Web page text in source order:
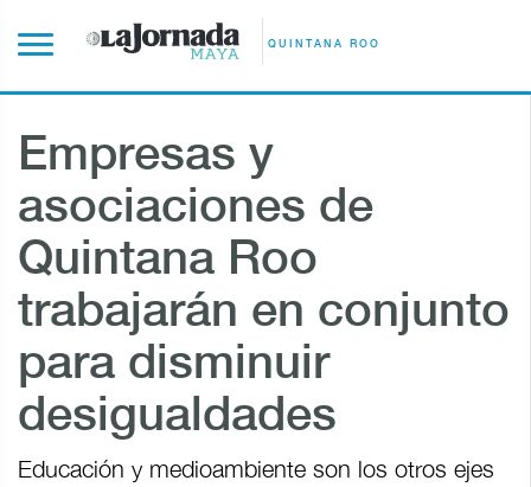
QUINTANA ROO
Empresas y
asociaciones de
Quintana Roo
trabajarán en conjunto
para disminuir
desigualdades
Educación y medioambiente son los otros ejes